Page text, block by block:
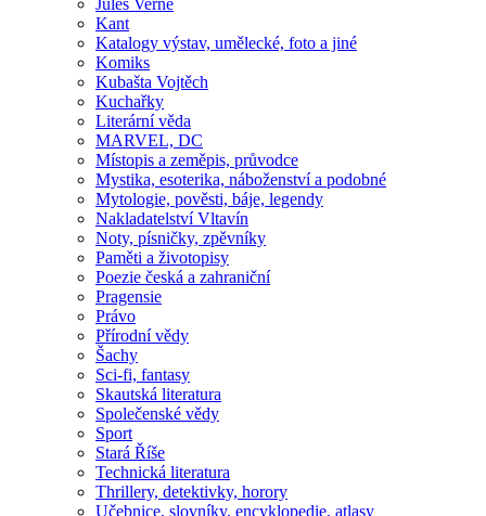
Kant
Katalogy výstav, umělecké, foto a jiné
Komiks
Kubašta Vojtěch
Kuchařky
Literární věda
MARVEL, DC
Místopis a zeměpis, průvodce
Mystika, esoterika, náboženství a podobné
Mytologie, pověsti, báje, legendy
Nakladatelství Vltavín
Noty, písničky, zpěvníky
Paměti a životopisy
Poezie česká a zahraniční
Pragensie
Právo
Přírodní vědy
Šachy
Sci-fi, fantasy
Skautská literatura
Společenské vědy
Sport
Stará Říše
Technická literatura
Thrillery, detektivky, horory
Učebnice, slovníky, encyklopedie, atlasy